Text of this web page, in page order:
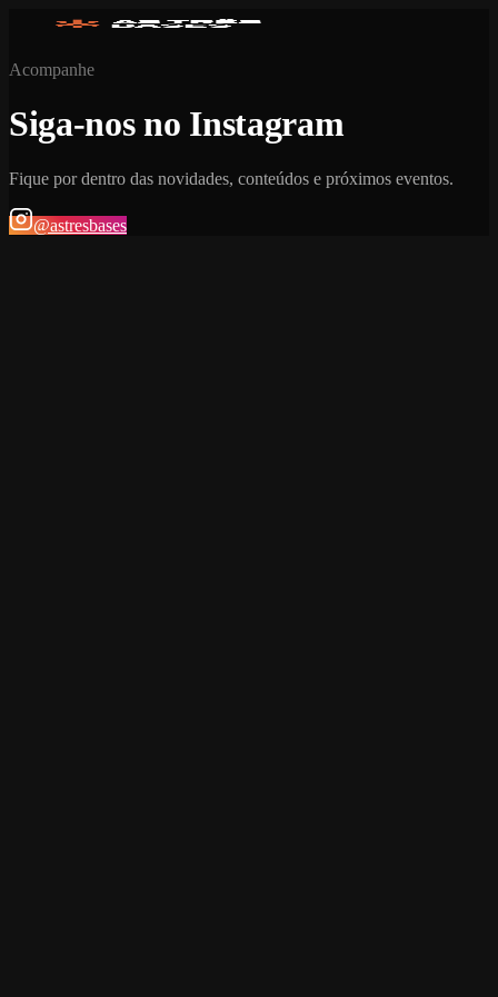
Acompanhe
Siga-nos no Instagram
Fique por dentro das novidades, conteúdos e próximos eventos.
@astresbases